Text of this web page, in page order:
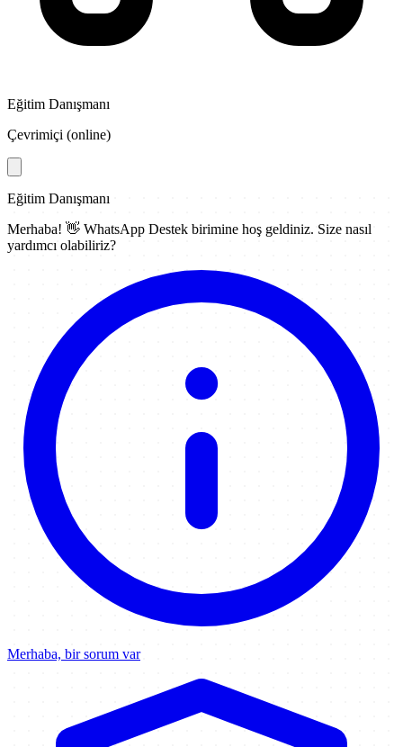
Eğitim Danışmanı
Çevrimiçi (online)
Eğitim Danışmanı
Merhaba! 👋 WhatsApp Destek birimine hoş geldiniz. Size nasıl
yardımcı olabiliriz?
Merhaba, bir sorum var